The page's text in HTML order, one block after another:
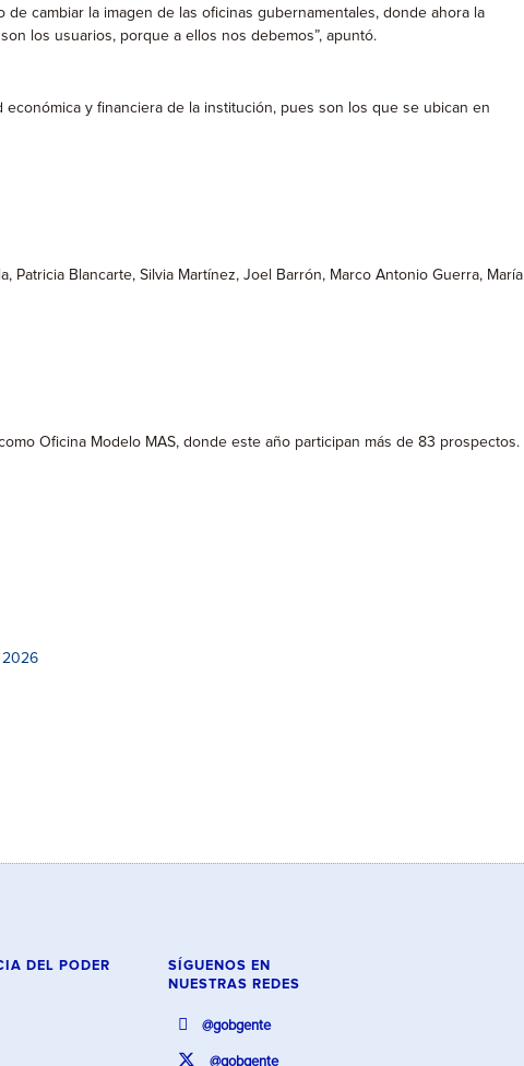
cambiar la imagen de las oficinas gubernamentales, donde ahora la
los usuarios, porque a ellos nos debemos”, apuntó.
y financiera de la institución, pues son los que se ubican en
Patricia Blancarte, Silvia Martínez, Joel Barrón, Marco Antonio Guerra, María
Oficina Modelo MAS, donde este año participan más de 83 prospectos.
2026
DEL PODER
SÍGUENOS EN
NUESTRAS REDES
@gobgente
@gobgente